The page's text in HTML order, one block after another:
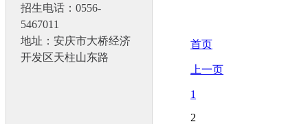
招生电话：0556-
5467011
地址：安庆市大桥经济
开发区天柱山东路
首页
上一页
1
2